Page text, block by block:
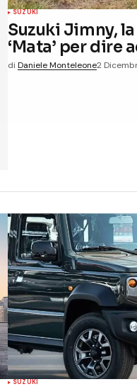
SUZUKI
Suzuki Jimny,
‘Mata’ per dire
di Daniele Monteleone2
SUZUKI